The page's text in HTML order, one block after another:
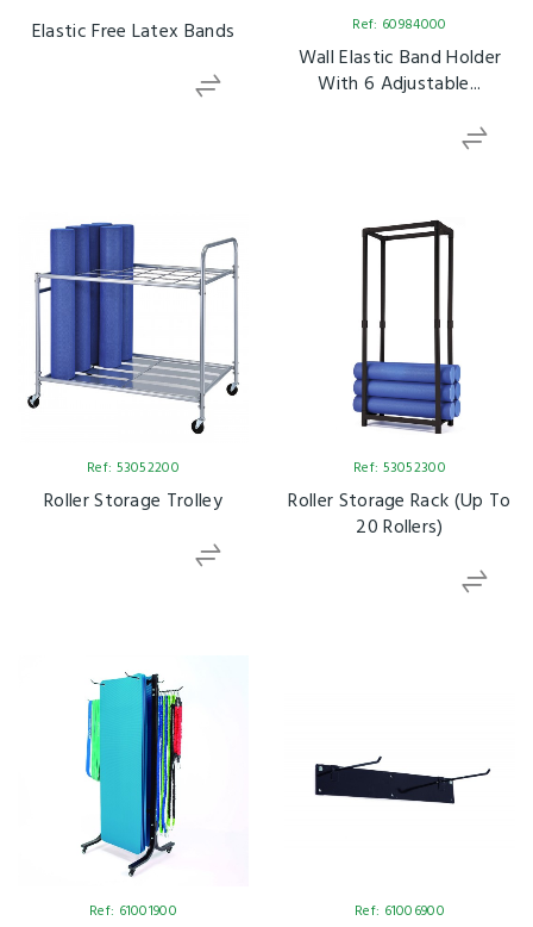
Elastic Free Latex Bands Ref: 60984000
Wall Elastic Band Holder
With 6 Adjustable...
Ref: 53052200
Roller Storage Trolley
Ref: 53052300
Roller Storage Rack (Up To
20 Rollers)
Ref: 61001900 Ref: 61006900